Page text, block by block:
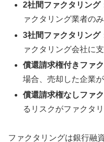
2社間ファクタリング
ァクタリング業者の
3社間ファクタリング
ァクタリング会社に
償還請求権付きファ
場合、売却した企業
償還請求権なしファ
るリスクがファクタ
ファクタリングは銀行融